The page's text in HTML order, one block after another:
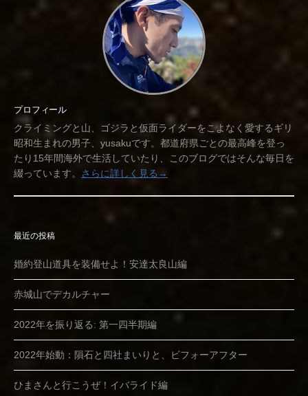
プロフィール
クライミングと山、ゴジラと仮面ライダーをこよなく愛するギリ
昭和生まれの男子、yusakuです。都道府県ごとの最高峰を登っ
たり15年間海外で生活していたり、このブログではそんな毎日を
綴っています。 さらに詳しく見る→
最近の投稿
婚約登山道具を装備せよ！安達太良山編
赤城山でデカルチャー
2022年を振り返る: 第一四半期編
2022年始動：隕石と四社まいりと、ビフォーアフター
ひまさんと行こうぜ！イバライド編